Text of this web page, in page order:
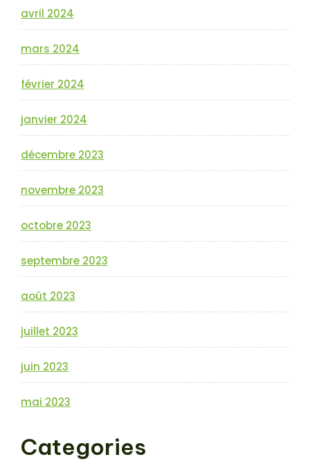
avril 2024
mars 2024
février 2024
janvier 2024
décembre 2023
novembre 2023
octobre 2023
septembre 2023
août 2023
juillet 2023
juin 2023
mai 2023
Categories